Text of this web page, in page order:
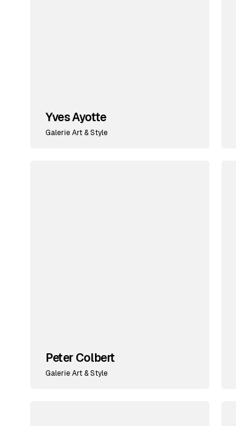
Yves Ayotte
Galerie Art & Style
Peter Colbert
Galerie Art & Style